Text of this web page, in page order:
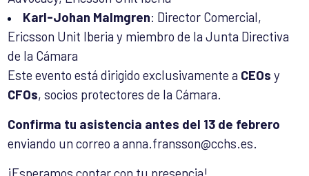
Karl-Johan Malmgren: Director Comercial,
Ericsson Unit Iberia y miembro de la Junta Directiva
de la Cámara
Este evento está dirigido exclusivamente a CEOs y
CFOs, socios protectores de la Cámara.
Confirma tu asistencia antes del 13 de febrero
enviando un correo a anna.fransson@cchs.es.